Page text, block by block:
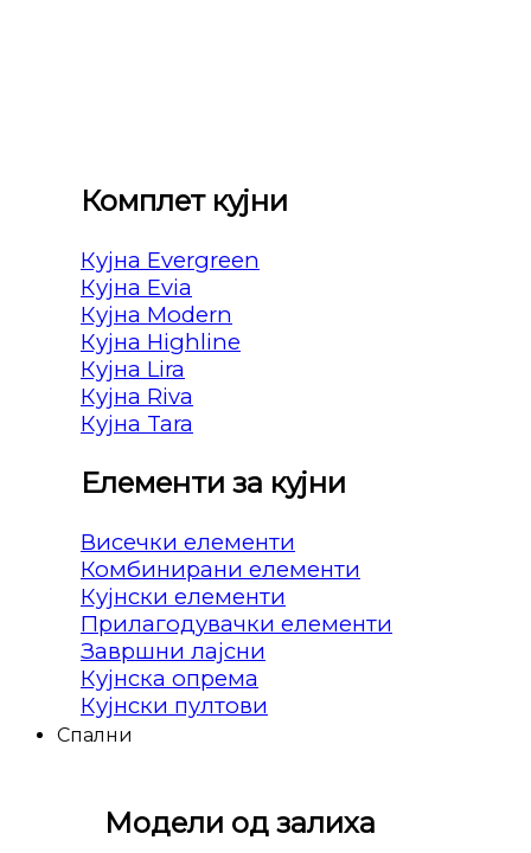
Комплет кујни
Кујна Evergreen
Кујна Evia
Кујна Modern
Кујна Highline
Кујна Lira
Кујна Riva
Кујна Tara
Елементи за кујни
Висечки елементи
Комбинирани елементи
Кујнски елементи
Прилагодувачки елементи
Завршни лајсни
Кујнска опрема
Кујнски пултови
Спални
Модели од залиха